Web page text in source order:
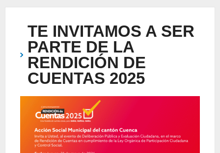
TE INVITAMOS A SER
PARTE DE LA
RENDICIÓN DE
CUENTAS 2025